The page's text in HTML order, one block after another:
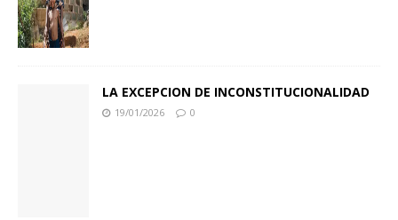
LA EXCEPCION DE INCONSTITUCIONALIDAD
19/01/2026 0